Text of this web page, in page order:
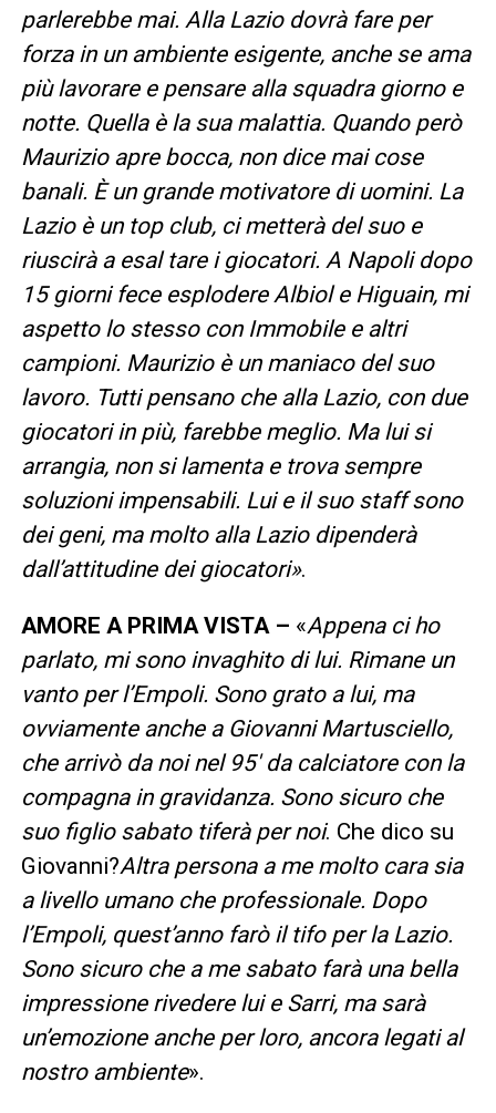
parlerebbe mai. Alla Lazio dovrà fare per
forza in un ambiente esigente, anche se ama
più lavorare e pensare alla squadra giorno e
notte. Quella è la sua malattia. Quando però
Maurizio apre bocca, non dice mai cose
banali. È un grande motivatore di uomini. La
Lazio è un top club, ci metterà del suo e
riuscirà a esal tare i giocatori. A Napoli dopo
15 giorni fece esplodere Albiol e Higuain, mi
aspetto lo stesso con Immobile e altri
campioni. Maurizio è un maniaco del suo
lavoro. Tutti pensano che alla Lazio, con due
giocatori in più, farebbe meglio. Ma lui si
arrangia, non si lamenta e trova sempre
soluzioni impensabili. Lui e il suo staff sono
dei geni, ma molto alla Lazio dipenderà
dall’attitudine dei giocatori».
AMORE A PRIMA VISTA – «Appena ci ho
parlato, mi sono invaghito di lui. Rimane un
vanto per l’Empoli. Sono grato a lui, ma
ovviamente anche a Giovanni Martusciello,
che arrivò da noi nel 95′ da calciatore con la
compagna in gravidanza. Sono sicuro che
suo figlio sabato tiferà per noi. Che dico su
Giovanni?Altra persona a me molto cara sia
a livello umano che professionale. Dopo
l’Empoli, quest’anno farò il tifo per la Lazio.
Sono sicuro che a me sabato farà una bella
impressione rivedere lui e Sarri, ma sarà
un’emozione anche per loro, ancora legati al
nostro ambiente».